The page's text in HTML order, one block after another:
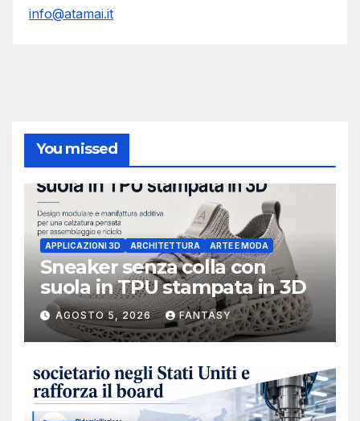
info@atamai.it
You missed
APPLICAZIONI 3D ARCHITETTURA ARTE E MODA
Sneaker senza colla con
suola in TPU stampata in 3D
AGOSTO 5, 2026 FANTASY